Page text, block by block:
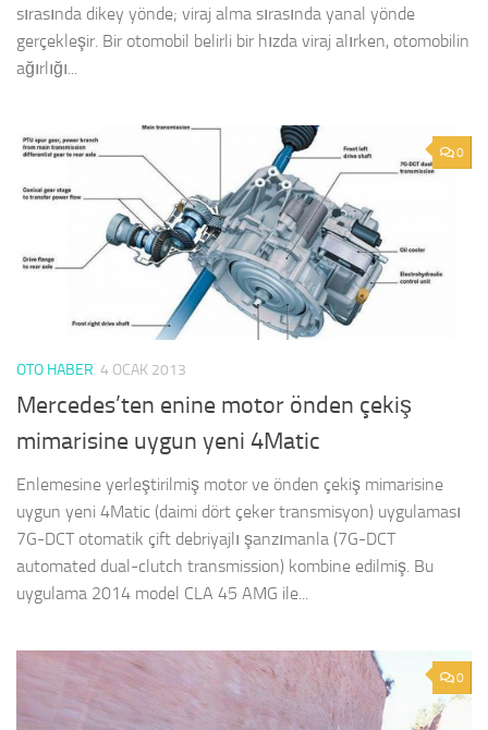
sırasında dikey yönde; viraj alma sırasında yanal yönde
gerçekleşir. Bir otomobil belirli bir hızda viraj alırken, otomobilin
ağırlığı...
0
OTO HABER 4 OCAK 2013
Mercedes’ten enine motor önden çekiş
mimarisine uygun yeni 4Matic
Enlemesine yerleştirilmiş motor ve önden çekiş mimarisine
uygun yeni 4Matic (daimi dört çeker transmisyon) uygulaması
7G-DCT otomatik çift debriyajlı şanzımanla (7G-DCT
automated dual-clutch transmission) kombine edilmiş. Bu
uygulama 2014 model CLA 45 AMG ile...
0